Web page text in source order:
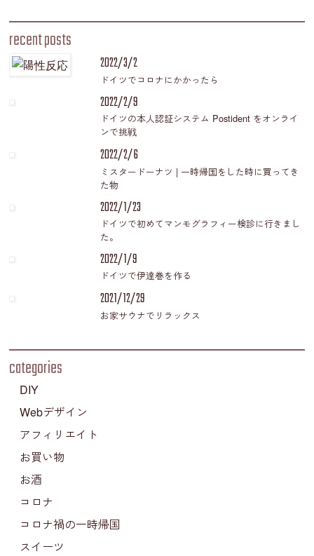
recent posts
2022/3/2
ドイツでコロナにかかったら
2022/2/9
ドイツの本人認証システム Postident をオンライ
ンで挑戦
2022/2/6
ミスタードーナツ | 一時帰国をした時に買ってき
た物
2022/1/23
ドイツで初めてマンモグラフィー検診に行きまし
た。
2022/1/9
ドイツで伊達巻を作る
2021/12/29
お家サウナでリラックス
categories
DIY
Webデザイン
アフィリエイト
お買い物
お酒
コロナ
コロナ禍の一時帰国
スイーツ